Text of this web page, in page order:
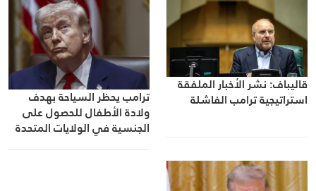
قاليباف: نشر الأخبار الملفقة
استراتيجية ترامب الفاشلة ترامب يحظر السياحة بهدف
ولادة الأطفال للحصول على
الجنسية في الولايات المتحدة